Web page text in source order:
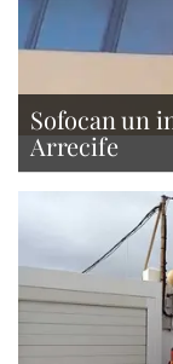
Sofocan un
Arrecife